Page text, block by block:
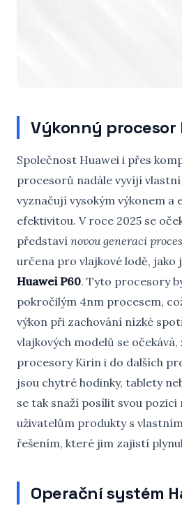
Výkonný procesor
Společnost Huawei i přes
procesorů nadále vyvíjí
vyznačují vysokým výkonem a
efektivitou. V roce 2025 se
představí novou generaci
určena pro vlajkové lodě, jako
Huawei P60. Tyto procesory
pokročilým 4nm procesem,
výkon při zachování nízké
vlajkových modelů se
procesory Kirin i do dalších
jsou chytré hodinky, tablety
se tak snaží posílit svou
uživatelům produkty s
řešením, které jim zajistí
Operační systém